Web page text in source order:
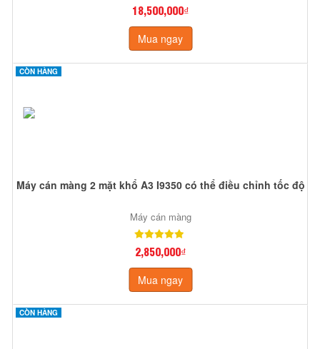
18,500,000₫
Mua ngay
CÒN HÀNG
Máy cán màng 2 mặt khổ A3 I9350 có thể điều chỉnh tốc độ
Máy cán màng
2,850,000₫
Mua ngay
CÒN HÀNG